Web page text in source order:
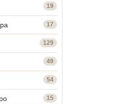
19
17
129
49
54
15